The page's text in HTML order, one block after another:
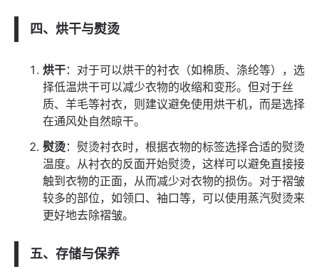
四、烘干与熨烫
烘干：对于可以烘干的衬衣（如棉质、涤纶等），选
择低温烘干可以减少衣物的收缩和变形。但对于丝
质、羊毛等衬衣，则建议避免使用烘干机，而是选择
在通风处自然晾干。
熨烫：熨烫衬衣时，根据衣物的标签选择合适的熨烫
温度。从衬衣的反面开始熨烫，这样可以避免直接接
触到衣物的正面，从而减少对衣物的损伤。对于褶皱
较多的部位，如领口、袖口等，可以使用蒸汽熨烫来
更好地去除褶皱。
五、存储与保养